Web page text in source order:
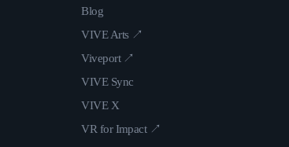
Blog
VIVE Arts ↗
Viveport ↗
VIVE Sync
VIVE X
VR for Impact ↗